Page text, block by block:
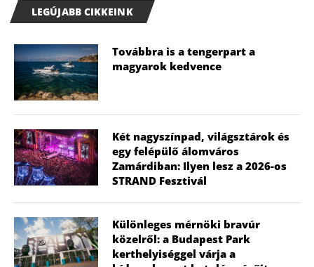
LEGÚJABB CIKKEINK
Továbbra is a tengerpart a
magyarok kedvence
Két nagyszínpad, világsztárok és
egy felépülő álomváros
Zamárdiban: Ilyen lesz a 2026-os
STRAND Fesztivál
Különleges mérnöki bravúr
közelről: a Budapest Park
kerthelyiséggel várja a